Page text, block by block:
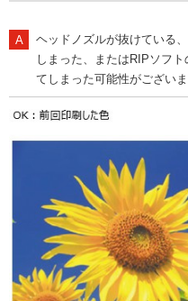
ヘッドノズルが抜けている
しまった、またはRIPソフ
てしまった可能性がござい